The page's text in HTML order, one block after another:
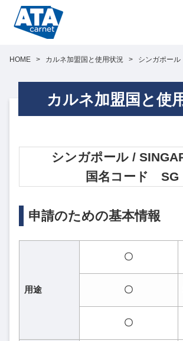
HOME > カルネ加盟国と使用状況 > シンガポール
カルネ加盟国と使
シンガポール /
国名コード SG
申請のための基本情報
用途
〇
〇
〇